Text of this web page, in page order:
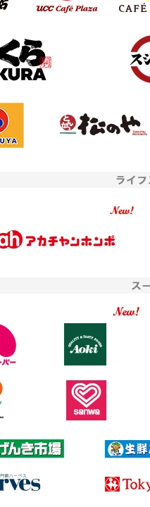
二
＞ ご利用
※二次元コードを読み込む